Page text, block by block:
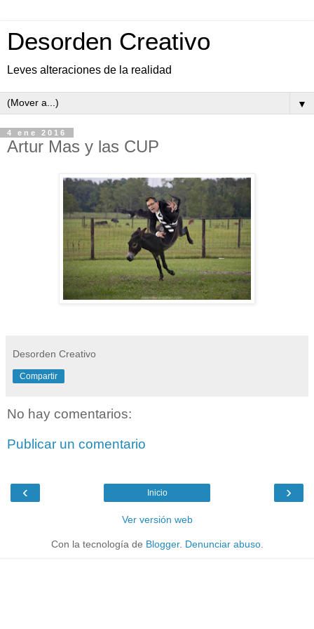
Desorden Creativo
Leves alteraciones de la realidad
▼
4 ene 2016
Artur Mas y las CUP
Desorden Creativo
Compartir
No hay comentarios:
Publicar un comentario
‹ ›
Inicio
Ver versión web
Con la tecnología de Blogger. Denunciar abuso.